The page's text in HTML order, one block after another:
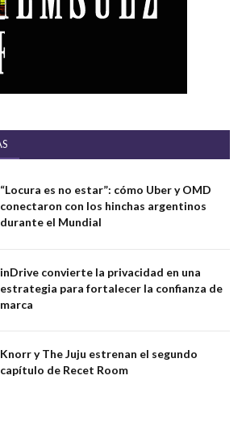
“Locura es no estar”: cómo Uber y OMD
conectaron con los hinchas argentinos
durante el Mundial
inDrive convierte la privacidad en una
estrategia para fortalecer la confianza de
marca
Knorr y The Juju estrenan el segundo
capítulo de Recet Room